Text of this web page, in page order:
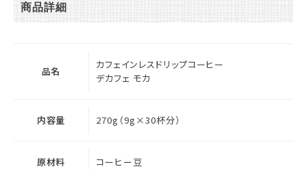
商品詳細
品名
カフェインレスドリップコーヒー
デカフェ モカ
内容量 270g（9g×30杯分）
原材料 コーヒー豆